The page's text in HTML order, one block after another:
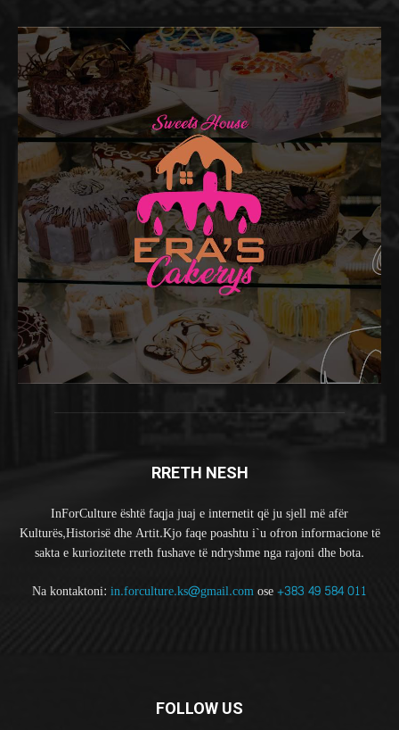
RRETH NESH
InForCulture është faqja juaj e internetit që ju sjell më afër
Kulturës,Historisë dhe Artit.Kjo faqe poashtu i`u ofron informacione të
sakta e kuriozitete rreth fushave të ndryshme nga rajoni dhe bota.
Na kontaktoni: in.forculture.ks@gmail.comose+383 49 584 011
FOLLOW US